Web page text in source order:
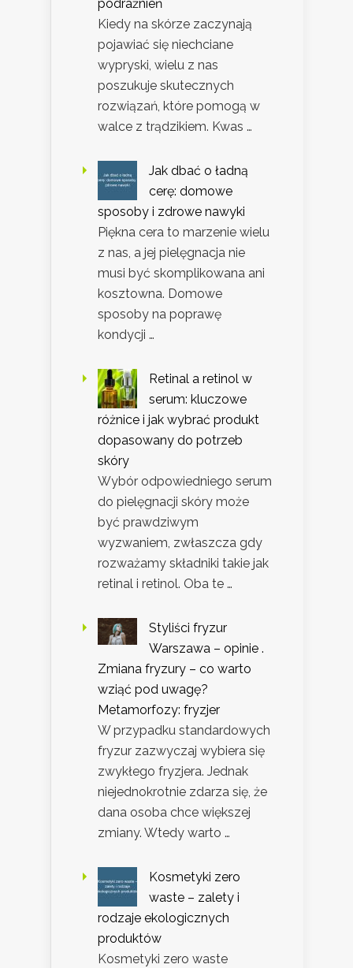
podrażnień
Kiedy na skórze zaczynają
pojawiać się niechciane
wypryski, wielu z nas
poszukuje skutecznych
rozwiązań, które pomogą w
walce z trądzikiem. Kwas …
Jak dbać o ładną
cerę: domowe
sposoby i zdrowe nawyki
Piękna cera to marzenie wielu
z nas, a jej pielęgnacja nie
musi być skomplikowana ani
kosztowna. Domowe
sposoby na poprawę
kondycji …
Retinal a retinol w
serum: kluczowe
różnice i jak wybrać produkt
dopasowany do potrzeb
skóry
Wybór odpowiedniego serum
do pielęgnacji skóry może
być prawdziwym
wyzwaniem, zwłaszcza gdy
rozważamy składniki takie jak
retinal i retinol. Oba te …
Styliści fryzur
Warszawa – opinie .
Zmiana fryzury – co warto
wziąć pod uwagę?
Metamorfozy: fryzjer
W przypadku standardowych
fryzur zazwyczaj wybiera się
zwykłego fryzjera. Jednak
niejednokrotnie zdarza się, że
dana osoba chce większej
zmiany. Wtedy warto …
Kosmetyki zero
waste – zalety i
rodzaje ekologicznych
produktów
Kosmetyki zero waste